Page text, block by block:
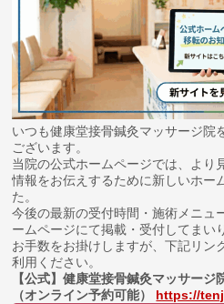
いつも健康堂接骨鍼灸マッサージ院
ございます。
当院の公式ホームページでは、より
情報をお伝えするために新しいホー
た。
今後の最新の受付時間・施術メニュ
ームページにて掲載・受付してまい
お手数をお掛けしますが、下記リン
利用ください。
【公式】健康堂接骨鍼灸マッサー
（オンライン予約可能） https://